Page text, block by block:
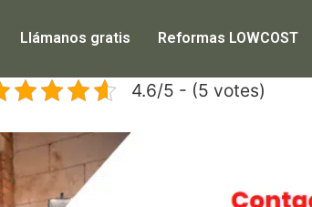
Llámanos gratis Reformas LOWCOST
4.6/5 - (5 votes)